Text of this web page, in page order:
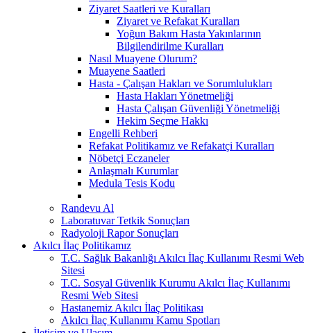
Ziyaret Saatleri ve Kuralları
Ziyaret ve Refakat Kuralları
Yoğun Bakım Hasta Yakınlarının
Bilgilendirilme Kuralları
Nasıl Muayene Olurum?
Muayene Saatleri
Hasta - Çalışan Hakları ve Sorumlulukları
Hasta Hakları Yönetmeliği
Hasta Çalışan Güvenliği Yönetmeliği
Hekim Seçme Hakkı
Engelli Rehberi
Refakat Politikamız ve Refakatçi Kuralları
Nöbetçi Eczaneler
Anlaşmalı Kurumlar
Medula Tesis Kodu
Randevu Al
Laboratuvar Tetkik Sonuçları
Radyoloji Rapor Sonuçları
Akılcı İlaç Politikamız
T.C. Sağlık Bakanlığı Akılcı İlaç Kullanımı Resmi Web
Sitesi
T.C. Sosyal Güvenlik Kurumu Akılcı İlaç Kullanımı
Resmi Web Sitesi
Hastanemiz Akılcı İlaç Politikası
Akılcı İlaç Kullanımı Kamu Spotları